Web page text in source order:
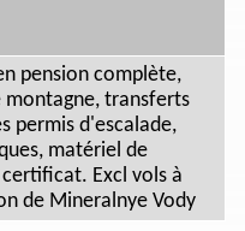
pension complète,
montagne, transferts
permis d'escalade,
matériel de
Excl vols à
de Mineralnye Vody